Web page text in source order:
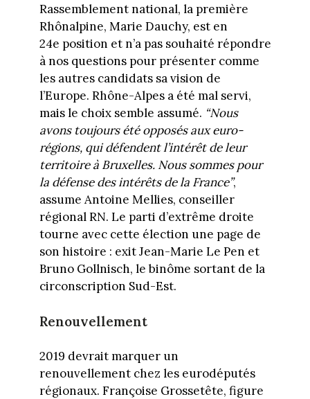
Rassemblement national, la première
Rhônalpine, Marie Dauchy, est en
24e position et n’a pas souhaité répondre
à nos questions pour présenter comme
les autres candidats sa vision de
l’Europe. Rhône-Alpes a été mal servi,
mais le choix semble assumé. “Nous
avons toujours été opposés aux euro-
régions, qui défendent l’intérêt de leur
territoire à Bruxelles. Nous sommes pour
la défense des intérêts de la France”,
assume Antoine Mellies, conseiller
régional RN. Le parti d’extrême droite
tourne avec cette élection une page de
son histoire : exit Jean-Marie Le Pen et
Bruno Gollnisch, le binôme sortant de la
circonscription Sud-Est.
Renouvellement
2019 devrait marquer un
renouvellement chez les eurodéputés
régionaux. Françoise Grossetête, figure